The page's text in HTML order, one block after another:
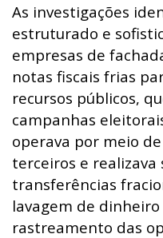
As investigações
estruturado e
empresas de
notas fiscais frias
recursos públicos,
campanhas
operava por meio
terceiros e realizava
transferências
lavagem de
rastreamento das